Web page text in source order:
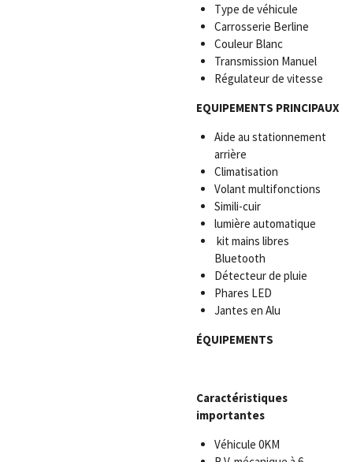
Type de véhicule
Carrosserie Berline
Couleur Blanc
Transmission Manuel
Régulateur de vitesse
EQUIPEMENTS PRINCIPAUX
Aide au stationnement
arrière
Climatisation
Volant multifonctions
Simili-cuir
lumière automatique
kit mains libres
Bluetooth
Détecteur de pluie
Phares LED
Jantes en Alu
ÉQUIPEMENTS
Caractéristiques
importantes
Véhicule 0KM